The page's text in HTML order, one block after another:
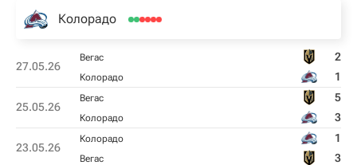
Колорадо
27.05.26
Вегас 2
Колорадо 1
25.05.26
Вегас 5
Колорадо 3
23.05.26
Колорадо 1
Вегас 3